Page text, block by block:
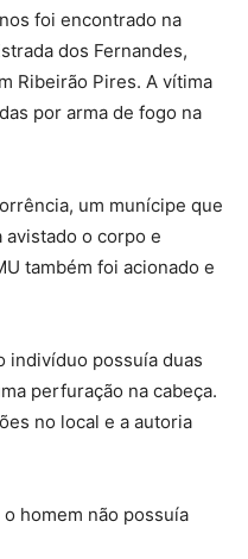
foi encontrado na
dos Fernandes,
Ribeirão Pires. A vítima
por arma de fogo na
um munícipe que
avistado o corpo e
também foi acionado e
indivíduo possuía duas
perfuração na cabeça.
no local e a autoria
homem não possuía